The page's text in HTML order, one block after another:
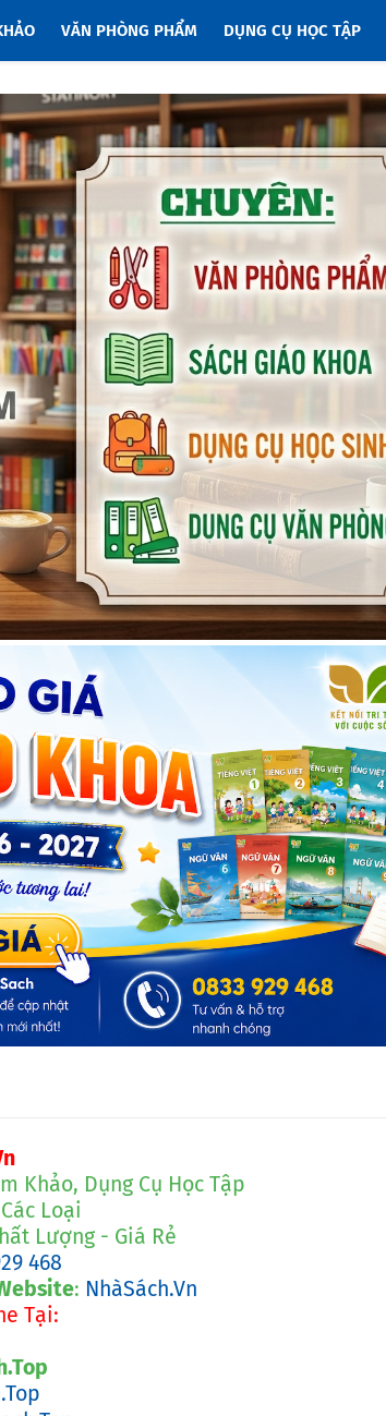
VĂN PHÒNG PHẨM DỤNG CỤ HỌC TẬP
Khảo, Dụng Cụ Học Tập
Loại
Lượng - Giá Rẻ
468
: NhàSách.Vn
Tại: